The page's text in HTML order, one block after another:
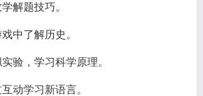
解题技巧。
中了解历史。
验，学习科学原理。
动学习新语言。